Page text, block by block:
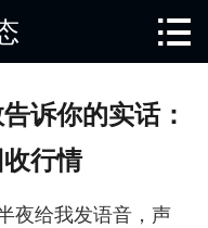

诉你的实话：
行情
夜给我发语音，声